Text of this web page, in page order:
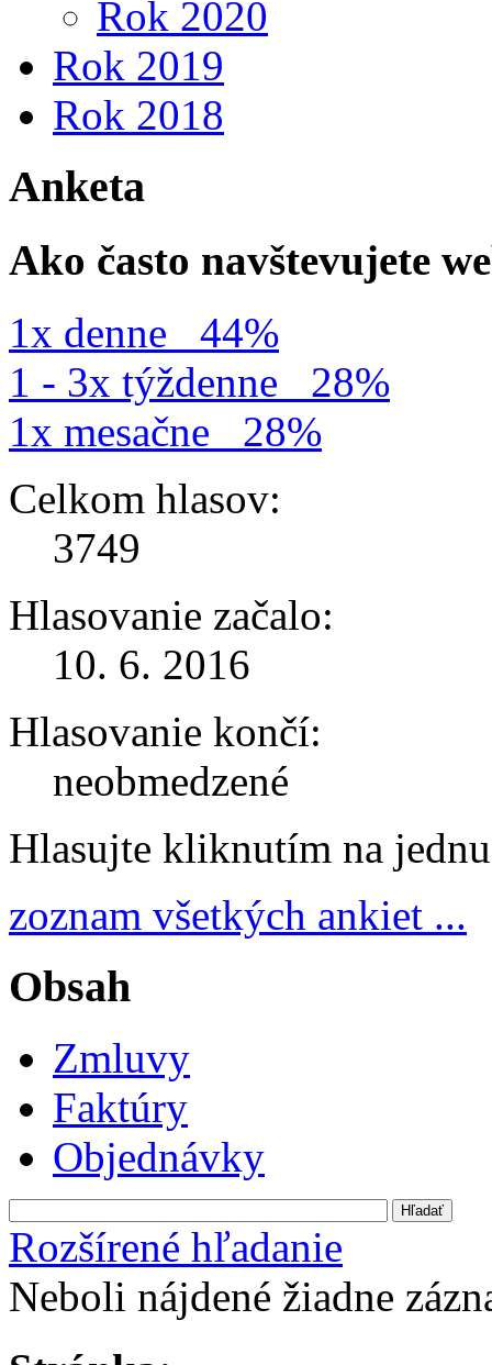
Rok 2020
Rok 2019
Rok 2018
Anketa
Ako často navštevujete
1x denne
44%
1 - 3x týždenne
28%
1x mesačne
28%
Celkom hlasov:
3749
Hlasovanie začalo:
10. 6. 2016
Hlasovanie končí:
neobmedzené
Hlasujte kliknutím na
zoznam všetkých ankiet ...
Obsah
Zmluvy
Faktúry
Objednávky
Rozšírené hľadanie
Neboli nájdené žiadne